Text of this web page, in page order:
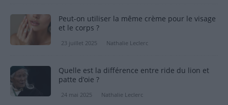
Peut-on utiliser la même crème pour le visage
et le corps ?
23 juillet 2025 Nathalie Leclerc
Quelle est la différence entre ride du lion et
patte d’oie ?
24 mai 2025 Nathalie Leclerc